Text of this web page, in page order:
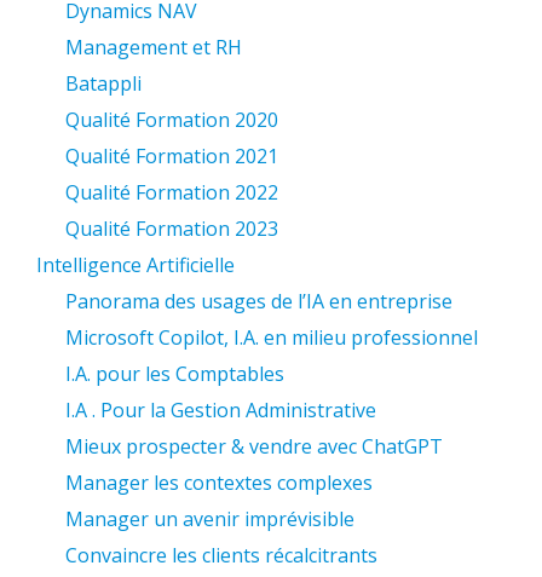
Dynamics NAV
Management et RH
Batappli
Qualité Formation 2020
Qualité Formation 2021
Qualité Formation 2022
Qualité Formation 2023
Intelligence Artificielle
Panorama des usages de l’IA en entreprise
Microsoft Copilot, I.A. en milieu professionnel
I.A. pour les Comptables
I.A . Pour la Gestion Administrative
Mieux prospecter & vendre avec ChatGPT
Manager les contextes complexes
Manager un avenir imprévisible
Convaincre les clients récalcitrants